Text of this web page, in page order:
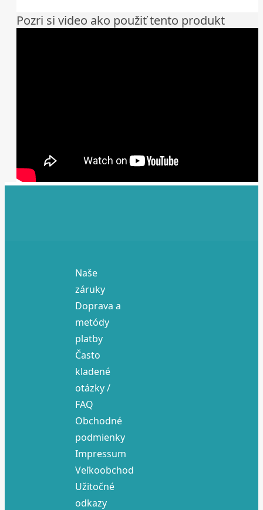
Pozri si video ako použiť tento produkt
Naše
záruky
Doprava a
metódy
platby
Často
kladené
otázky /
FAQ
Obchodné
podmienky
Impressum
Veľkoobchod
Užitočné
odkazy